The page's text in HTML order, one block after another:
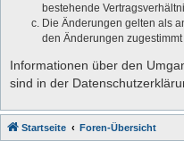
bestehende
Die Änderungen gelten als
den Änderungen zugestimmt
Informationen über den
sind in der
Startseite Foren-Übersicht